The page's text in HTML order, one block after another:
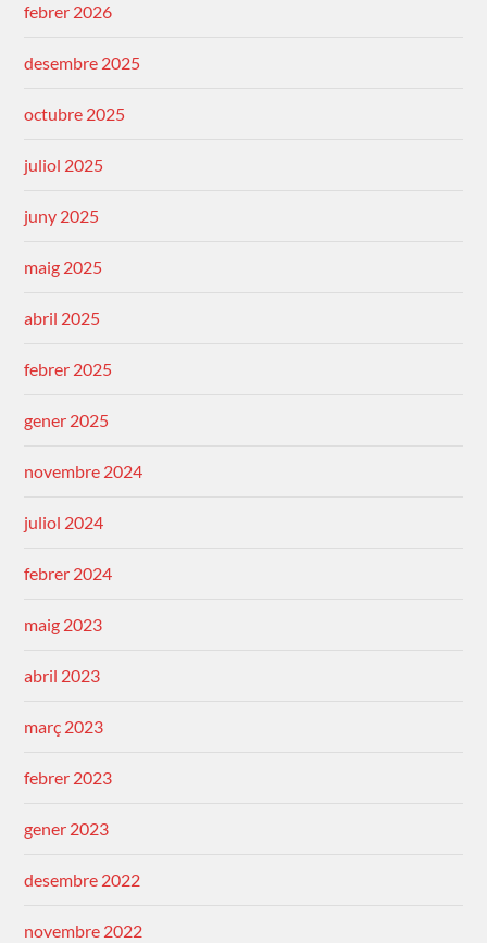
febrer 2026
desembre 2025
octubre 2025
juliol 2025
juny 2025
maig 2025
abril 2025
febrer 2025
gener 2025
novembre 2024
juliol 2024
febrer 2024
maig 2023
abril 2023
març 2023
febrer 2023
gener 2023
desembre 2022
novembre 2022